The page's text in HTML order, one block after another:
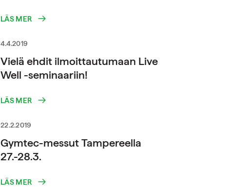
LÄS MER
4.4.2019
Vielä ehdit ilmoittautumaan Live
Well -seminaariin!
LÄS MER
22.2.2019
Gymtec-messut Tampereella
27.-28.3.
LÄS MER